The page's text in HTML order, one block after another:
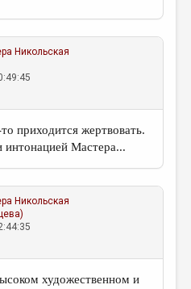
Никольская
приходится жертвовать.
Мастера...
Никольская
художественном и